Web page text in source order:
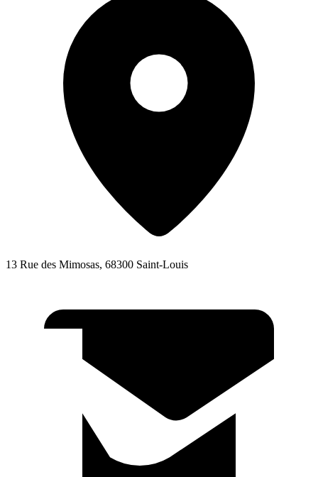
13 Rue des Mimosas, 68300 Saint-Louis